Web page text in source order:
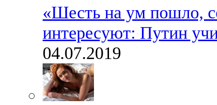
«Шесть на ум пошло,
интересуют: Путин
04.07.2019